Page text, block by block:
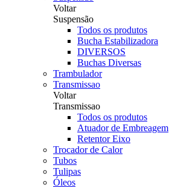
Voltar
Suspensão
Todos os produtos
Bucha Estabilizadora
DIVERSOS
Buchas Diversas
Trambulador
Transmissao
Voltar
Transmissao
Todos os produtos
Atuador de Embreagem
Retentor Eixo
Trocador de Calor
Tubos
Tulipas
Óleos